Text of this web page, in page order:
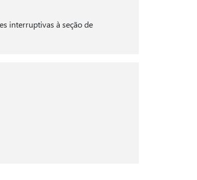
interruptivas à seção de